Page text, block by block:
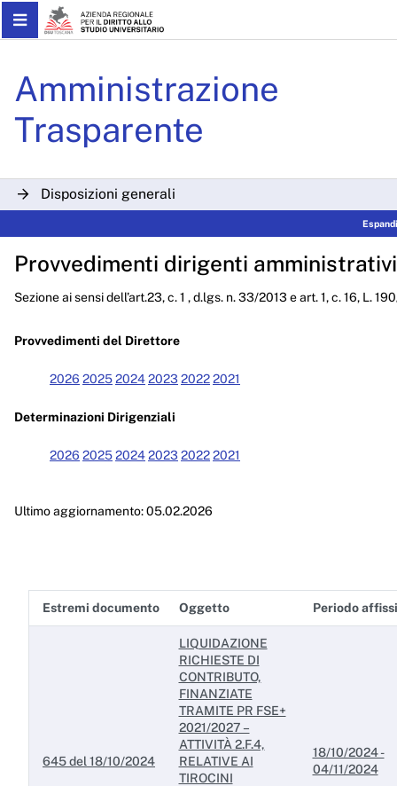
Skip to Main Content
Amministrazione
Trasparente
Disposizioni generali
Consulenti e collaboratori
Personale
Bandi di concorso
Performance
Enti controllati
Attività e procedimenti
Provvedimenti organi indirizzo politico
Bandi di gara e contratti
Sovvenzioni, contributi, sussidi, vantaggi economici
Beni immobili e gestione patrimonio
Controlli e rilievi sull'amministrazione
Provvedimenti dirigenti amministrativi
Sezione ai sensi dell’art.23, c. 1 , d.lgs. n. 33/2013 e art. 1, c. 16, L.
Provvedimenti del Direttore
2026 202520242023 20222021
Determinazioni Dirigenziali
2026 202520242023 20222021
Ultimo aggiornamento: 05.02.2026
Estremi documento Oggetto Periodo
645 del 18/10/2024
LIQUIDAZIONE
RICHIESTE DI
CONTRIBUTO,
FINANZIATE
TRAMITE PR FSE+
2021/2027 –
ATTIVITÀ 2.F.4,
RELATIVE AI
TIROCINI
18/10/2024 -
04/11/2024